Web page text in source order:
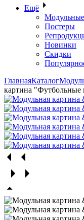
Ещё
Постеры
Новинки
Скидки
ГлавнаяКаталог
картина "Футбольные